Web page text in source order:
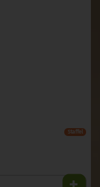
Staffel